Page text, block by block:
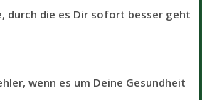
durch die es Dir sofort besser geht
wenn es um Deine Gesundheit